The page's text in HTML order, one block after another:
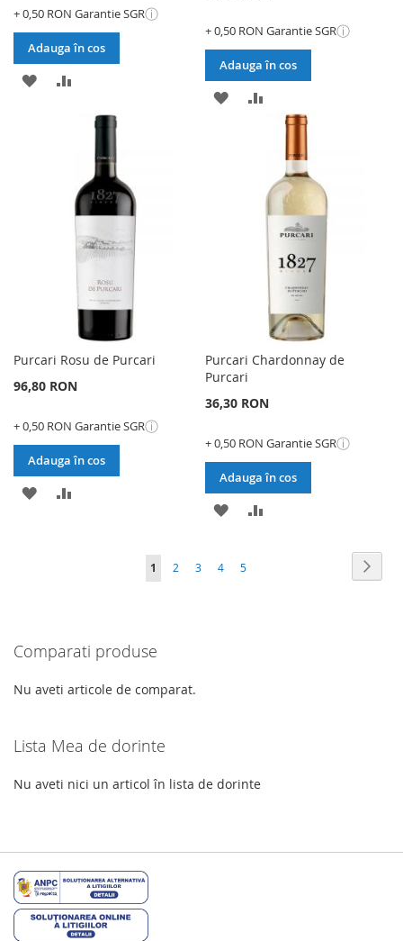
+ 0,50 RON Garantie SGRⓘ
Adauga în cos
ADAUGATI
DORINTE
PENTRU
+ 0,50 RON Garantie SGRⓘ
Adauga în cos
ADAUGATI
DORINTE
PENTRU
COMPARARE
Purcari Rosu de Purcari
96,80 RON
+ 0,50 RON Garantie SGRⓘ
Adauga în cos
ADAUGATI
COMPARARE
Purcari Chardonnay de
Purcari
36,30 RON
+ 0,50 RON Garantie SGRⓘ
Adauga în cos
ADAUGATI
LISTA
Pagina
în
cititi
1 Pagina
2 Pagina
3 Pagina
4 Pagina
5
Comparati produse
Nu aveti articole de comparat.
Lista Mea de dorinte
Nu aveti nici un articol în lista de dorinte